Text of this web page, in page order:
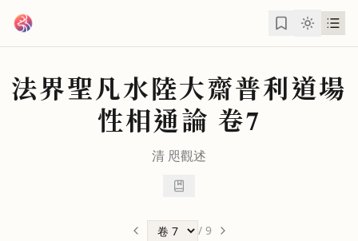
法界聖凡水陸大齋普利道場
性相通論 卷7
清 咫觀述
/ 9